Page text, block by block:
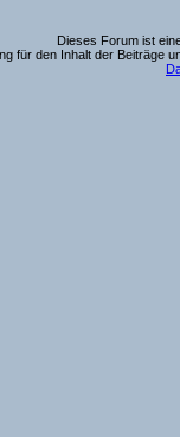
Dieses Forum ist
für den Inhalt der Beiträge